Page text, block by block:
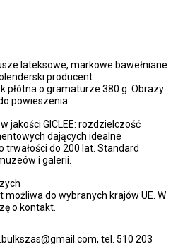
lateksowe, markowe bawełniane
producent
płótna o gramaturze 380 g. Obrazy
powieszenia
jakości GICLEE: rozdzielczość
dających idealne
trwałości do 200 lat. Standard
i galerii.
możliwa do wybranych krajów UE. W
o kontakt.
tel. 510 203